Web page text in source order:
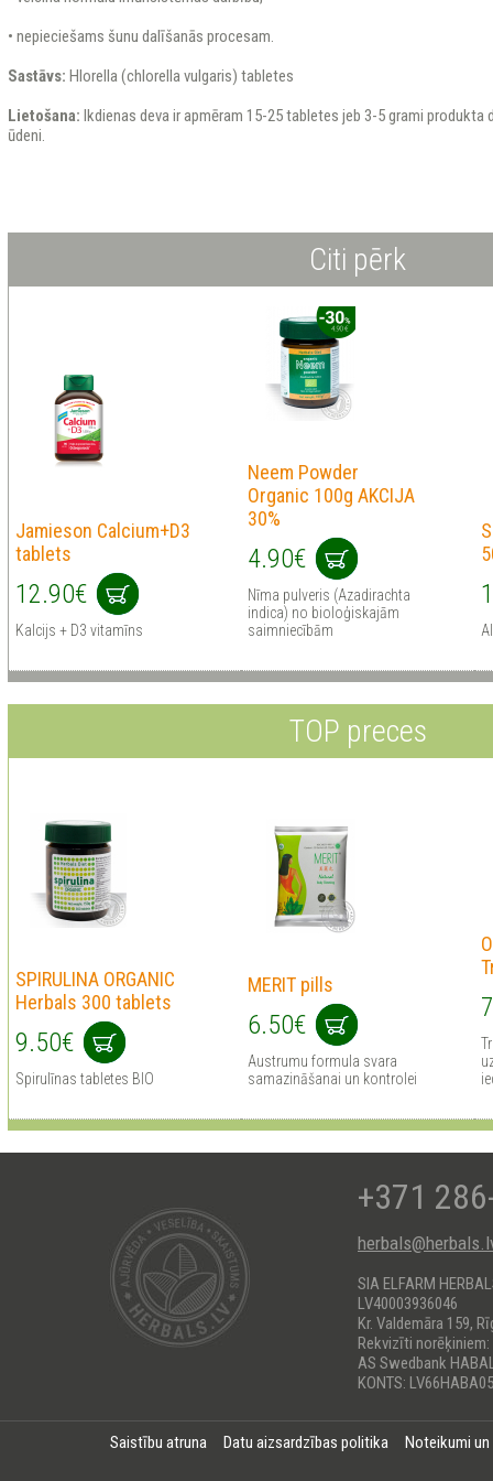
• nepieciešams šunu dalīšanās procesam.
Sastāvs: Hlorella (chlorella vulgaris) tabletes
Lietošana: Ikdienas deva ir apmēram 15-25 tabletes jeb 3-5 grami
ūdeni.
Citi pērk
Jamieson Calcium+D3
tablets
12.90€
Kalcijs + D3 vitamīns
Neem Powder
Organic 100g AKCIJA
30%
4.90€
Nīma pulveris (Azadirachta
indica) no bioloģiskajām
saimniecībām
TOP preces
SPIRULINA ORGANIC
Herbals 300 tablets
9.50€
Spirulīnas tabletes BIO
MERIT pills
6.50€
Austrumu formula svara
samazināšanai un kontrolei
+371
SIA ELFARM
LV40003936046
Kr. Valdemāra 159,
Rekvizīti norēķiniem:
AS Swedbank
KONTS:
Saistību atruna Datu aizsardzības politika Noteikumi